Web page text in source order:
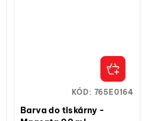
Barva do tiskárny -
KÓD: 765E0164